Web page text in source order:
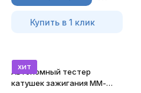
Купить в 1 клик
хит
Автономный тестер
катушек зажигания ММ-